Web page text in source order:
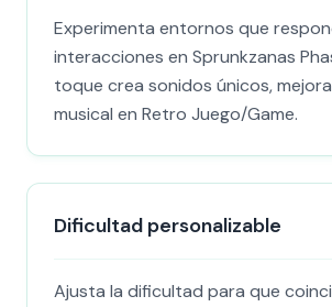
Experimenta entornos que
interacciones en Sprunkzanas
toque crea sonidos únicos,
musical en Retro Juego/Game.
Dificultad personalizable
Ajusta la dificultad para que